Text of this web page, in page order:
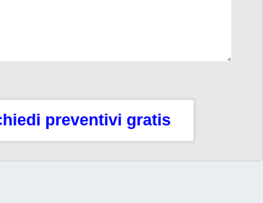
preventivi gratis